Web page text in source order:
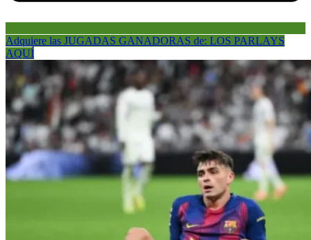
Adquiere las JUGADAS GANADORAS de: LOS PARLAYS
AQUÍ